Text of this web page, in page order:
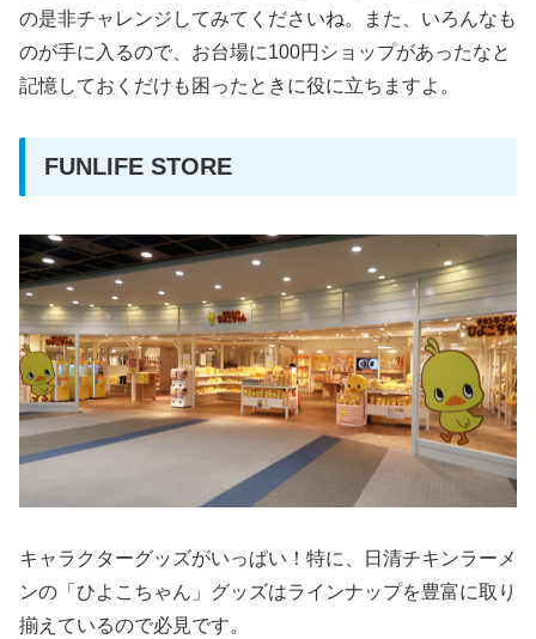
の是非チャレンジしてみてくださいね。また、いろんなも
のが手に入るので、お台場に100円ショップがあったなと
記憶しておくだけも困ったときに役に立ちますよ。
FUNLIFE STORE
キャラクターグッズがいっぱい！特に、日清チキンラーメ
ンの「ひよこちゃん」グッズはラインナップを豊富に取り
揃えているので必見です。